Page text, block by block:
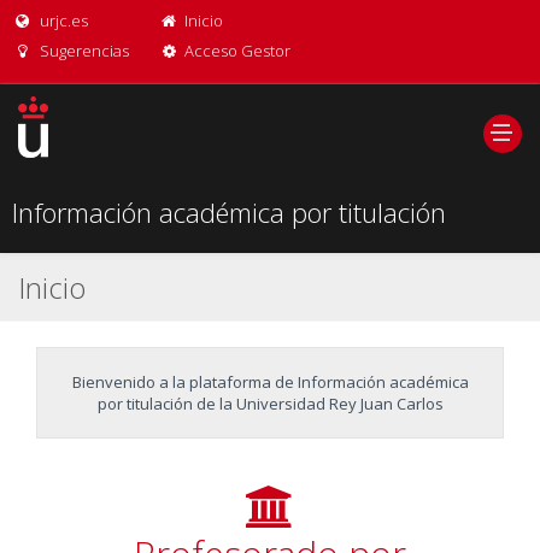
urjc.es
Sugerencias
Inicio
Acceso Gestor
Información académica por titulación
Inicio
Bienvenido a la plataforma de Información académica
por titulación de la Universidad Rey Juan Carlos